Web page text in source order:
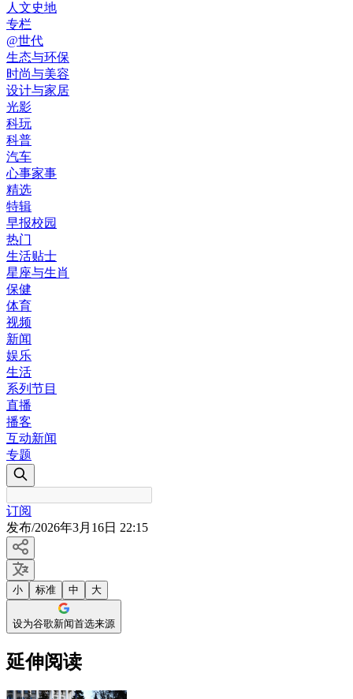
人文史地
专栏
@世代
生态与环保
时尚与美容
设计与家居
光影
科玩
科普
汽车
心事家事
精选
特辑
早报校园
热门
生活贴士
星座与生肖
保健
体育
视频
新闻
娱乐
生活
系列节目
直播
播客
互动新闻
专题
订阅
发布/2026年3月16日 22:15
小 标准 中 大
设为谷歌新闻首选来源
延伸阅读